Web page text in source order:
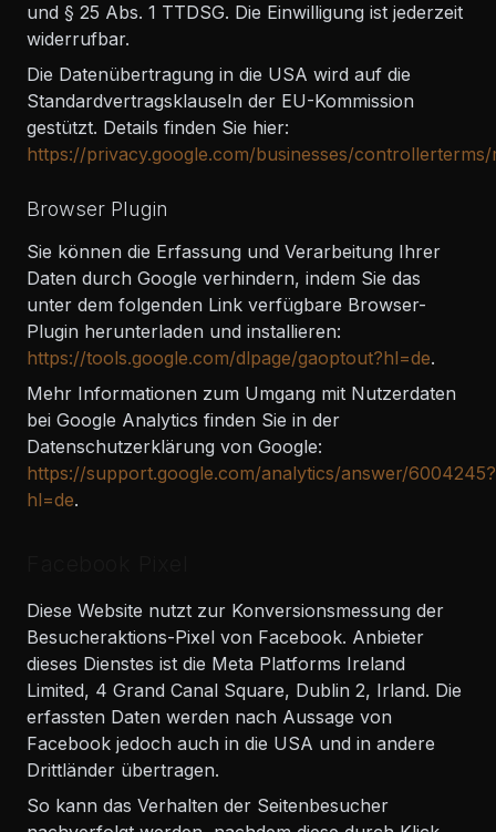
und § 25 Abs. 1 TTDSG. Die Einwilligung ist jederzeit
widerrufbar.
Die Datenübertragung in die USA wird auf die
Standardvertragsklauseln der EU-Kommission
gestützt. Details finden Sie hier:
https://privacy.google.com/businesses/controllerterms/
Browser Plugin
Sie können die Erfassung und Verarbeitung Ihrer
Daten durch Google verhindern, indem Sie das
unter dem folgenden Link verfügbare Browser-
Plugin herunterladen und installieren:
https://tools.google.com/dlpage/gaoptout?hl=de.
Mehr Informationen zum Umgang mit Nutzerdaten
bei Google Analytics finden Sie in der
Datenschutzerklärung von Google:
https://support.google.com/analytics/answer/6004245?
hl=de.
Diese Website nutzt zur Konversionsmessung der
Besucheraktions-Pixel von Facebook. Anbieter
dieses Dienstes ist die Meta Platforms Ireland
Limited, 4 Grand Canal Square, Dublin 2, Irland. Die
erfassten Daten werden nach Aussage von
Facebook jedoch auch in die USA und in andere
Drittländer übertragen.
So kann das Verhalten der Seitenbesucher